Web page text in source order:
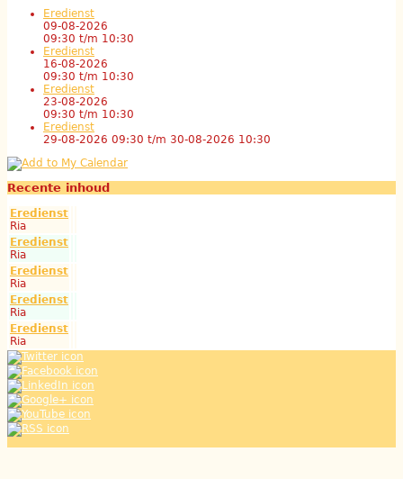
Eredienst
09-08-2026
09:30 t/m 10:30
Eredienst
16-08-2026
09:30 t/m 10:30
Eredienst
23-08-2026
09:30 t/m 10:30
Eredienst
29-08-2026 09:30 t/m 30-08-2026 10:30
Recente inhoud
Eredienst
Ria
Eredienst
Ria
Eredienst
Ria
Eredienst
Ria
Eredienst
Ria